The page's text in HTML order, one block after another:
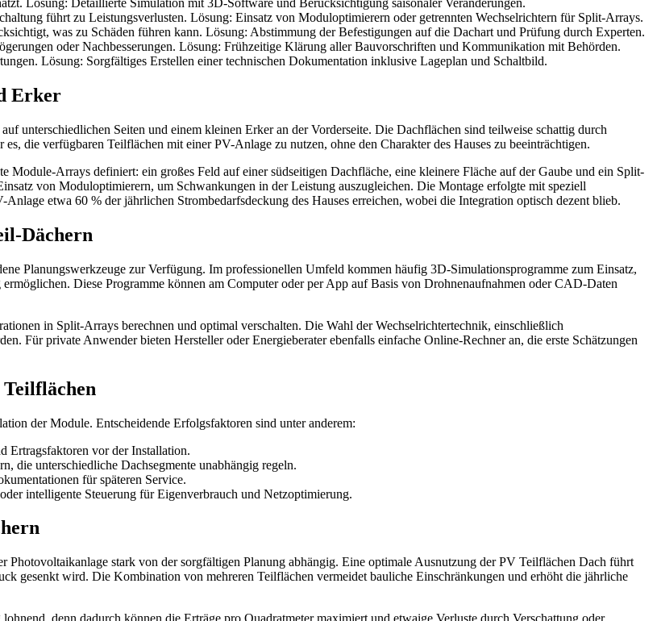
Lösung: Detaillierte Simulation mit 3D-Software und Berücksichtigung saisonaler Veränderungen.
führt zu Leistungsverlusten. Lösung: Einsatz von Moduloptimierern oder getrennten Wechselrichtern für Split-Arrays.
was zu Schäden führen kann. Lösung: Abstimmung der Befestigungen auf die Dachart und Prüfung durch Experten.
oder Nachbesserungen. Lösung: Frühzeitige Klärung aller Bauvorschriften und Kommunikation mit Behörden.
Lösung: Sorgfältiges Erstellen einer technischen Dokumentation inklusive Lageplan und Schaltbild.
Erker
unterschiedlichen Seiten und einem kleinen Erker an der Vorderseite. Die Dachflächen sind teilweise schattig durch
die verfügbaren Teilflächen mit einer PV-Anlage zu nutzen, ohne den Charakter des Hauses zu beeinträchtigen.
Module-Arrays definiert: ein großes Feld auf einer südseitigen Dachfläche, eine kleinere Fläche auf der Gaube und ein Split-
von Moduloptimierern, um Schwankungen in der Leistung auszugleichen. Die Montage erfolgte mit speziell
etwa 60 % der jährlichen Strombedarfsdeckung des Hauses erreichen, wobei die Integration optisch dezent blieb.
Dächern
Planungswerkzeuge zur Verfügung. Im professionellen Umfeld kommen häufig 3D-Simulationsprogramme zum Einsatz,
Diese Programme können am Computer oder per App auf Basis von Drohnenaufnahmen oder CAD-Daten
in Split-Arrays berechnen und optimal verschalten. Die Wahl der Wechselrichtertechnik, einschließlich
Für private Anwender bieten Hersteller oder Energieberater ebenfalls einfache Online-Rechner an, die erste Schätzungen
der Module. Entscheidende Erfolgsfaktoren sind unter anderem:
Ertragsfaktoren vor der Installation.
die unterschiedliche Dachsegmente unabhängig regeln.
für späteren Service.
intelligente Steuerung für Eigenverbrauch und Netzoptimierung.
stark von der sorgfältigen Planung abhängig. Eine optimale Ausnutzung der PV Teilflächen Dach führt
gesenkt wird. Die Kombination von mehreren Teilflächen vermeidet bauliche Einschränkungen und erhöht die jährliche